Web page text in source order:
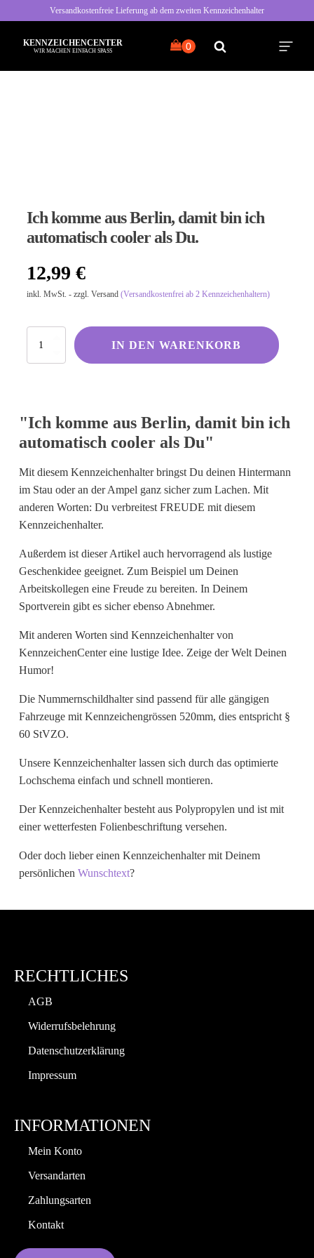
Versandkostenfreie Lieferung ab dem zweiten Kennzeichenhalter
KENNZEICHENCENTER
WIR MACHEN EINFACH SPASS
Bayrische Sprüche
Kölsche Sprüche
Ruhrpott
Englisch
I Love...
Ich komme aus und bin...
Keine passende Kategorie gefunden?
Wie wärs mit einem persönlichen
Wunschtext
Ich komme aus Berlin, damit bin ich
automatisch cooler als Du.
12,99 €
inkl. MwSt. - zzgl. Versand (Versandkostenfrei ab 2 Kennzeichenhaltern)
aus
ich
cooler
Du.
Menge
IN DEN WARENKORB
"Ich komme aus Berlin, damit bin ich
automatisch cooler als Du"
Mit diesem Kennzeichenhalter bringst Du deinen Hintermann
im Stau oder an der Ampel ganz sicher zum Lachen. Mit
anderen Worten: Du verbreitest FREUDE mit diesem
Kennzeichenhalter.
Außerdem ist dieser Artikel auch hervorragend als lustige
Geschenkidee geeignet. Zum Beispiel um Deinen
Arbeitskollegen eine Freude zu bereiten. In Deinem
Sportverein gibt es sicher ebenso Abnehmer.
Mit anderen Worten sind Kennzeichenhalter von
KennzeichenCenter eine lustige Idee. Zeige der Welt Deinen
Humor!
Die Nummernschildhalter sind passend für alle gängigen
Fahrzeuge mit Kennzeichengrössen 520mm, dies entspricht §
60 StVZO.
Unsere Kennzeichenhalter lassen sich durch das optimierte
Lochschema einfach und schnell montieren.
Der Kennzeichenhalter besteht aus Polypropylen und ist mit
einer wetterfesten Folienbeschriftung versehen.
Oder doch lieber einen Kennzeichenhalter mit Deinem
persönlichen Wunschtext?
RECHTLICHES
AGB
Widerrufsbelehrung
Datenschutzerklärung
Impressum
INFORMATIONEN
Mein Konto
Versandarten
Zahlungsarten
Kontakt